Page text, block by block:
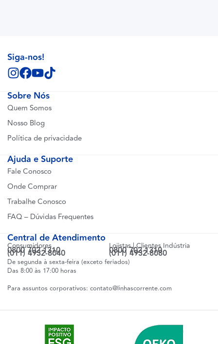
Sobre Nós
Quem Somos
Nosso Blog
Política de privacidade
Ajuda e Suporte
Fale Conosco
Onde Comprar
Trabalhe Conosco
FAQ – Dúvidas Frequentes
Central de Atendimento
Consumidores
0800 702 1310
(011) 4932-8040
Lojistas | Clientes Indústria
0800 702 1310
(011) 4932-8080
De segunda à sexta-feira (exceto feriados)
Das 8:00 às 17:00 horas
Para assuntos corporativos: contato@linhascorrente.com
Siga-nos!